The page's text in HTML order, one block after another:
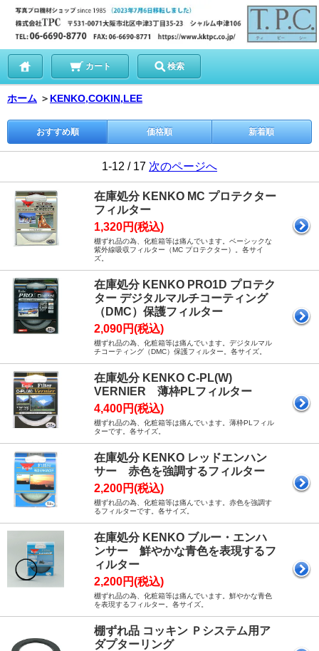
カート 検索
ホーム ＞ KENKO,COKIN,LEE
おすすめ順 価格順 新着順
1-12 / 17 次のページへ
在庫処分 KENKO MC プロテクター
フィルター
1,320円(税込)
棚ずれ品の為、化粧箱等は痛んでいます。ベーシックな
紫外線吸収フィルター（MC プロテクター）。各サイ
ズ。
在庫処分 KENKO PRO1D プロテク
ター デジタルマルチコーティング
（DMC）保護フィルター
2,090円(税込)
棚ずれ品の為、化粧箱等は痛んでいます。デジタルマル
チコーティング（DMC）保護フィルター。各サイズ。
在庫処分 KENKO C-PL(W)
VERNIER 薄枠PLフィルター
4,400円(税込)
棚ずれ品の為、化粧箱等は痛んでいます。薄枠PLフィル
ターです。各サイズ。
在庫処分 KENKO レッドエンハン
サー 赤色を強調するフィルター
2,200円(税込)
棚ずれ品の為、化粧箱等は痛んでいます。赤色を強調す
るフィルターです。各サイズ。
在庫処分 KENKO ブルー・エンハ
ンサー 鮮やかな青色を表現するフ
ィルター
2,200円(税込)
棚ずれ品の為、化粧箱等は痛んでいます。鮮やかな青色
を表現するフィルター。各サイズ。
棚ずれ品 コッキン Ｐシステム用ア
ダプターリング